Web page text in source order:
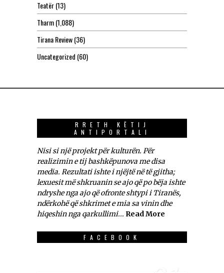
Teatër(13)
Tharm(1,088)
Tirana Review(36)
Uncategorized (60)
RRETH KËTIJ
ANTIPORTALI
Nisi si një projekt për kulturën. Për
realizimin e tij bashkëpunova me disa
media. Rezultati ishte i njëjtë në të gjitha;
lexuesit më shkruanin se ajo që po bëja ishte
ndryshe nga ajo që ofronte shtypi i Tiranës,
ndërkohë që shkrimet e mia sa vinin dhe
hiqeshin nga qarkullimi... Read More
FACEBOOK